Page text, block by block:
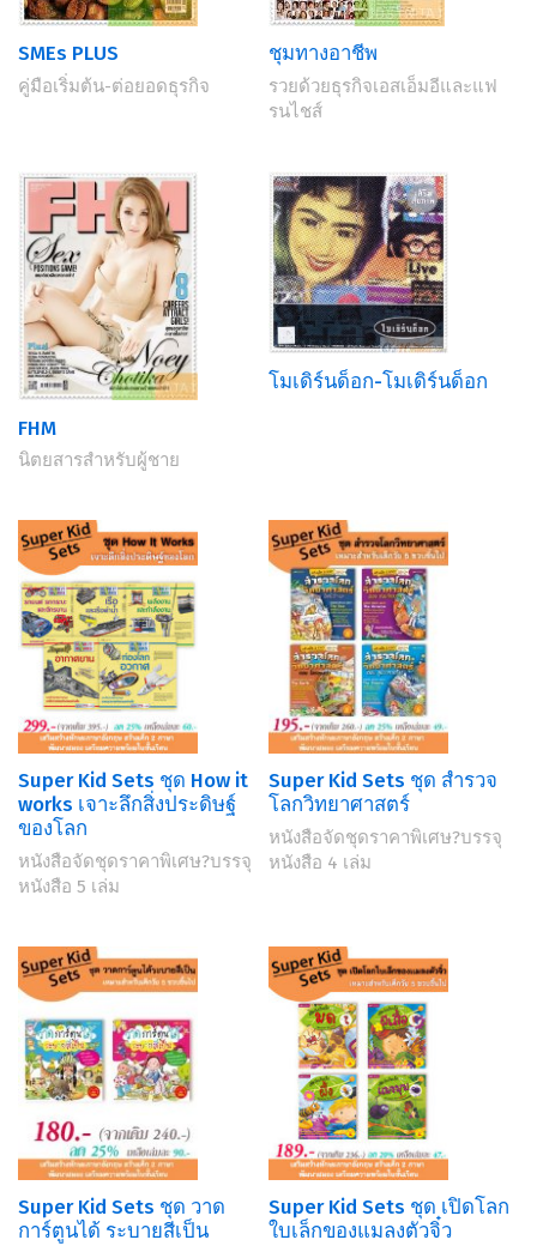
SMEs PLUS
คู่มือเริ่มต้น-ต่อยอดธุรกิจ
ชุมทางอาชีพ
รวยด้วยธุรกิจเอสเอ็มอีและแฟ
รนไชส์
FHM
นิตยสารสำหรับผู้ชาย
โมเดิร์นด็อก-โมเดิร์นด็อก
Super Kid Sets ชุด How it
works เจาะลึกสิ่งประดิษฐ์
ของโลก
หนังสือจัดชุดราคาพิเศษ?บรรจุ
หนังสือ 5 เล่ม
Super Kid Sets ชุด สำรวจ
โลกวิทยาศาสตร์
หนังสือจัดชุดราคาพิเศษ?บรรจุ
หนังสือ 4 เล่ม
Super Kid Sets ชุด วาด
การ์ตูนได้ ระบายสีเป็น
Super Kid Sets ชุด เปิดโลก
ใบเล็กของแมลงตัวจิ๋ว